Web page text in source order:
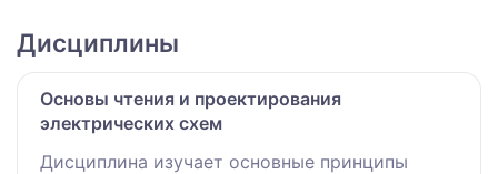
Дисциплины
Основы чтения и проектирования
электрических схем
Дисциплина изучает основные принципы